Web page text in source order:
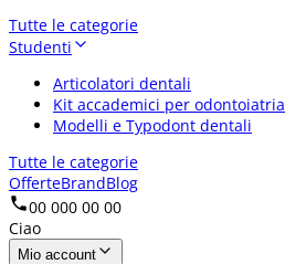
Tutte le categorie
Studenti
Articolatori dentali
Kit accademici per odontoiatria
Modelli e Typodont dentali
Tutte le categorie
OfferteBrandBlog
00 000 00 00
Ciao
Mio account